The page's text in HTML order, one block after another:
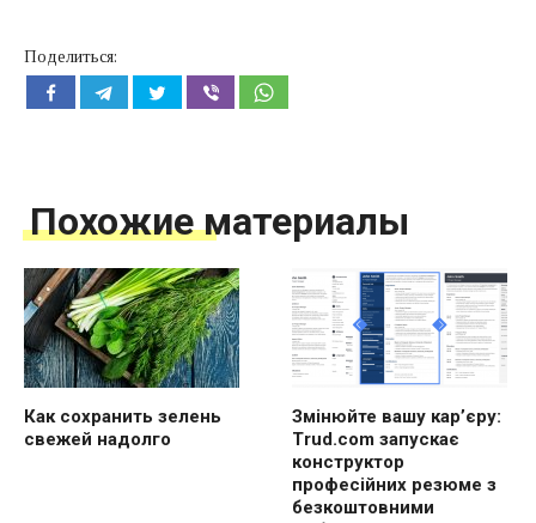
Поделиться:
Похожие материалы
Как сохранить зелень
свежей надолго
Змінюйте вашу кар’єру:
Trud.com запускає
конструктор
професійних резюме з
безкоштовними